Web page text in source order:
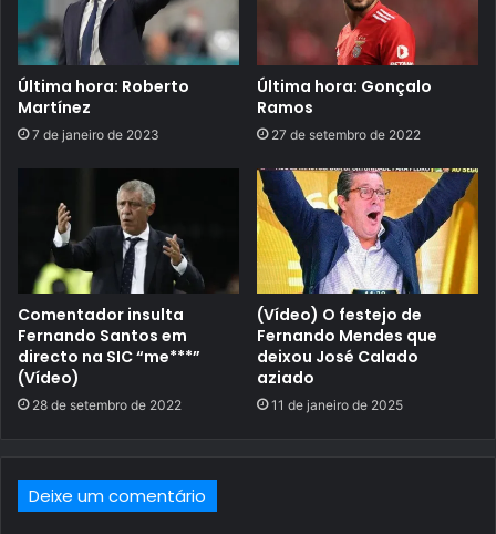
Última hora: Roberto
Martínez
7 de janeiro de 2023
Última hora: Gonçalo
Ramos
27 de setembro de 2022
Comentador insulta
Fernando Santos em
directo na SIC “me***”
(Vídeo)
28 de setembro de 2022
(Vídeo) O festejo de
Fernando Mendes que
deixou José Calado
aziado
11 de janeiro de 2025
Deixe um comentário